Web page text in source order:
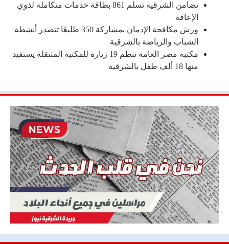
تضامن الشرقية تسلم 861 بطاقة خدمات متكاملة لذوي
الإعاقة
ورش مكافحة الإدمان بمشاركة 350 طليعًا تتصدر أنشطة
الشباب والرياضة بالشرقية
مكتبة مصر العامة تنظم 19 زيارة للمكتبة المتنقلة يستفيد
منها 18 ألف طفل بالشرقية